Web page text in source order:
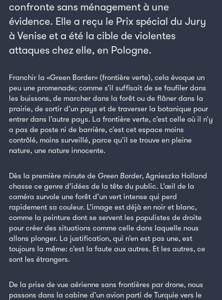
confronte sans ménagement à une
évidence. Elle a reçu le Prix spécial du Jury
à Venise et a été la cible de violentes
attaques chez elle, en Pologne.
Franchir la «Green Border» (frontière verte), cela évoque un
peu une promenade; comme s’il suffisait de se faufiler dans
les buissons, de marcher dans la forêt ou de flâner dans la
prairie, de sortir d’un pays et de traverser la botanique pour
entrer dans l’autre pays. La frontière verte, c’est celle où il n’y
a pas de poste ni de barrière, c’est cet espace moins
contrôlé, moins surveillé, parce qu’il se trouve en pleine
nature, une nature innocente.
Dès la première minute de Green Border, Agnieszka Holland
chasse ce genre d’idées de la tête du public. L’œil de la
caméra survole une forêt d’un vert intense qui perd
rapidement sa couleur. L’image est déjà en noir et blanc,
comme la peinture dont se servent les populistes de droite
pour créer des situations comme celle dans laquelle nous
allons plonger. La justification, qui n’en est pas une, est
toujours la même: c’est la faute aux autres. Et les autres, ce
sont les étrangers.
De la prise de vue aérienne sans frontières par drone, nous
passons dans la cabine d’un avion parti de Turquie vers le